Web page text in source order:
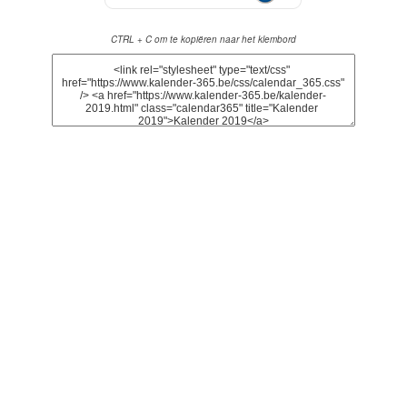
CTRL + C om te kopiëren naar het klembord